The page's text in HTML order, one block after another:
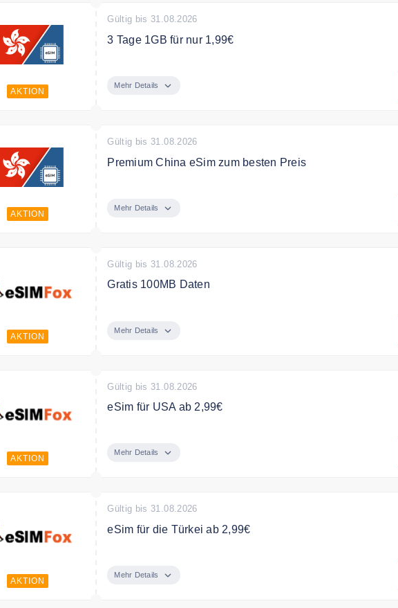
AKTION
Gültig bis 31.08.2026
3 Tage 1GB für nur 1,99€
Mehr Details
AKTION
Gültig bis 31.08.2026
Premium China eSim zum besten Preis
Mehr Details
AKTION
Gültig bis 31.08.2026
Gratis 100MB Daten
Mehr Details
AKTION
Gültig bis 31.08.2026
eSim für USA ab 2,99€
Mehr Details
AKTION
Gültig bis 31.08.2026
eSim für die Türkei ab 2,99€
Mehr Details